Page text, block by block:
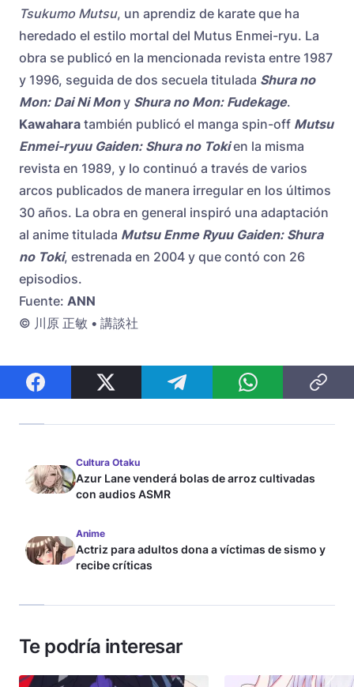
Tsukumo Mutsu, un aprendiz de karate que ha
heredado el estilo mortal del Mutus Enmei-ryu. La
obra se publicó en la mencionada revista entre 1987
y 1996, seguida de dos secuela titulada Shura no
Mon: Dai Ni Mony Shura no Mon: Fudekage.
Kawahara también publicó el manga spin-off Mutsu
Enmei-ryuu Gaiden: Shura no Tokien la misma
revista en 1989, y lo continuó a través de varios
arcos publicados de manera irregular en los últimos
30 años. La obra en general inspiró una adaptación
al anime titulada Mutsu Enme Ryuu Gaiden: Shura
no Toki, estrenada en 2004 y que contó con 26
episodios.
Fuente: ANN
© 川原 正敏 • 講談社
Cultura Otaku
Azur Lane venderá bolas de arroz cultivadas
con audios ASMR
Anime
Actriz para adultos dona a víctimas de sismo y
recibe críticas
Te podría interesar